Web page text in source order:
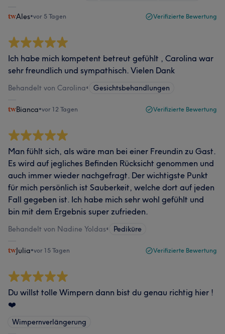
Ales•vor 5 Tagen Verifizierte Bewertung
Ich habe mich kompetent betreut gefühlt , Carolina war
sehr freundlich und sympathisch. Vielen Dank
Behandelt von Carolina• Gesichtsbehandlungen
Bianca•vor 12 Tagen Verifizierte Bewertung
Man fühlt sich, als wäre man bei einer Freundin zu Gast.
Es wird auf jegliches Befinden Rücksicht genommen und
auch immer wieder nachgefragt. Der wichtigste Punkt
für mich persönlich ist Sauberkeit, welche dort auf jeden
Fall gegeben ist. Ich habe mich sehr wohl gefühlt und
bin mit dem Ergebnis super zufrieden.
Behandelt von Nadine Yoldas• Pediküre
Julia•vor 15 Tagen Verifizierte Bewertung
Du willst tolle Wimpern dann bist du genau richtig hier !
❤️
Wimpernverlängerung